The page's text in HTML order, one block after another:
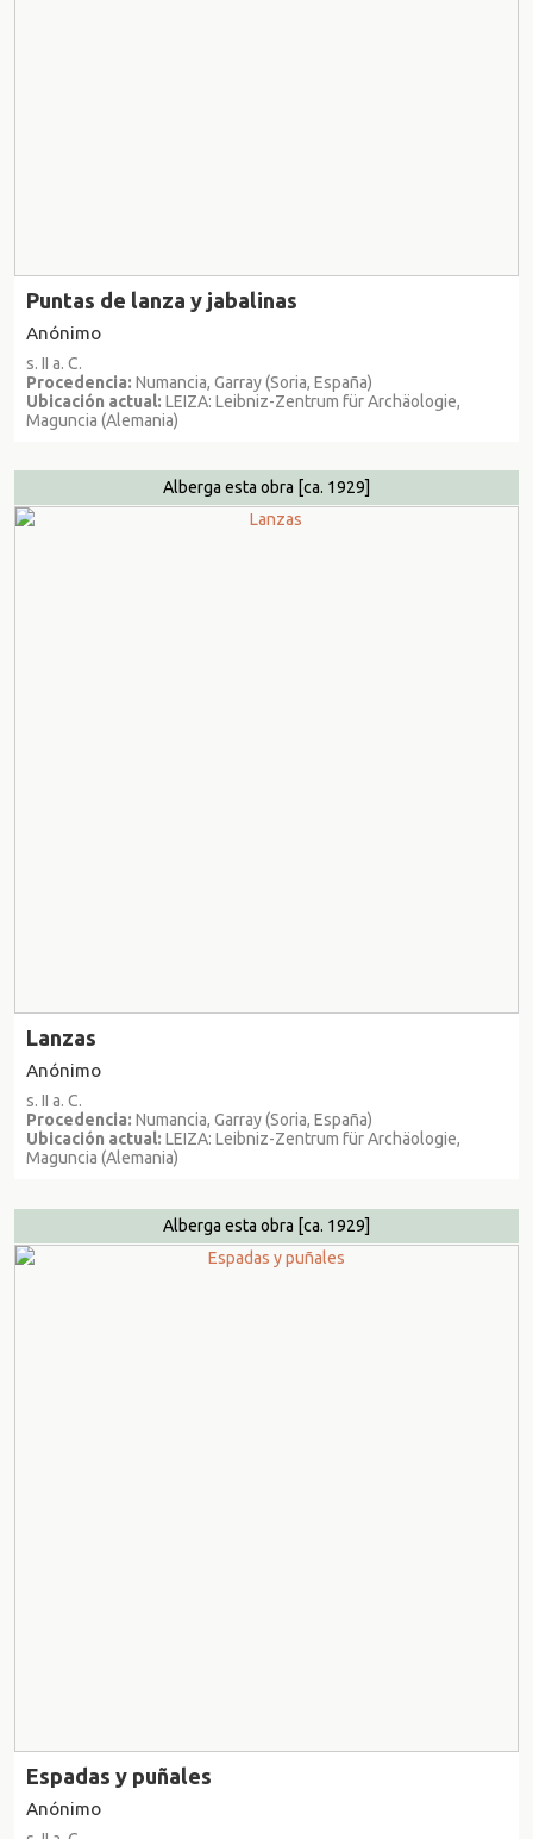
Puntas de lanza y jabalinas
Anónimo
s. II a. C.
Procedencia: Numancia, Garray (Soria, España)
Ubicación actual: LEIZA: Leibniz-Zentrum für Archäologie,
Maguncia (Alemania)
Alberga esta obra [ca. 1929]
Lanzas
Anónimo
s. II a. C.
Procedencia: Numancia, Garray (Soria, España)
Ubicación actual: LEIZA: Leibniz-Zentrum für Archäologie,
Maguncia (Alemania)
Alberga esta obra [ca. 1929]
Espadas y puñales
Anónimo